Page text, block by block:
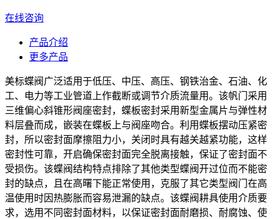
在线咨询
产品介绍
更多产品
美标蝶阀广泛适用于低压、中压、高压、钢铁治金、石油、化
工、电力等工业管道上作截断或调节介质流量用。该帆门采用
三维偏心斜锥形阀座密封，蝶板密封采用新型金属片与弹性材
料层叠而成，嵌装在蝶板上与阀座吻合。利用蝶板摆动压紧密
封，所以密封面摩擦阻力小，关闭时具有越关越紧功能，这样
密封性可靠，开启确保密封面完全脱离接触，保证了密封面不
受损伤。该蝶阀结构特点排除了其他类型蝶阀开过位而不能密
封的缺点，且在高曙下能正常使用，克服了其它类型阀门在高
温使用时因热膨胀而容易泄漏的缺点。该蝶阀耕具使用介质要
求，选用不同密封面材料，以保证密封面耐磨损、耐腐蚀、使